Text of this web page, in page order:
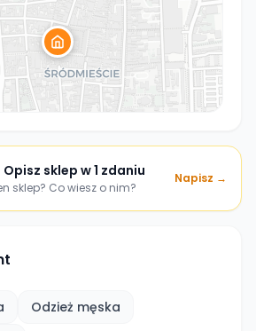
sklep w 1 zdaniu
sklep? Co wiesz o nim?
Napisz →
Odzież męska